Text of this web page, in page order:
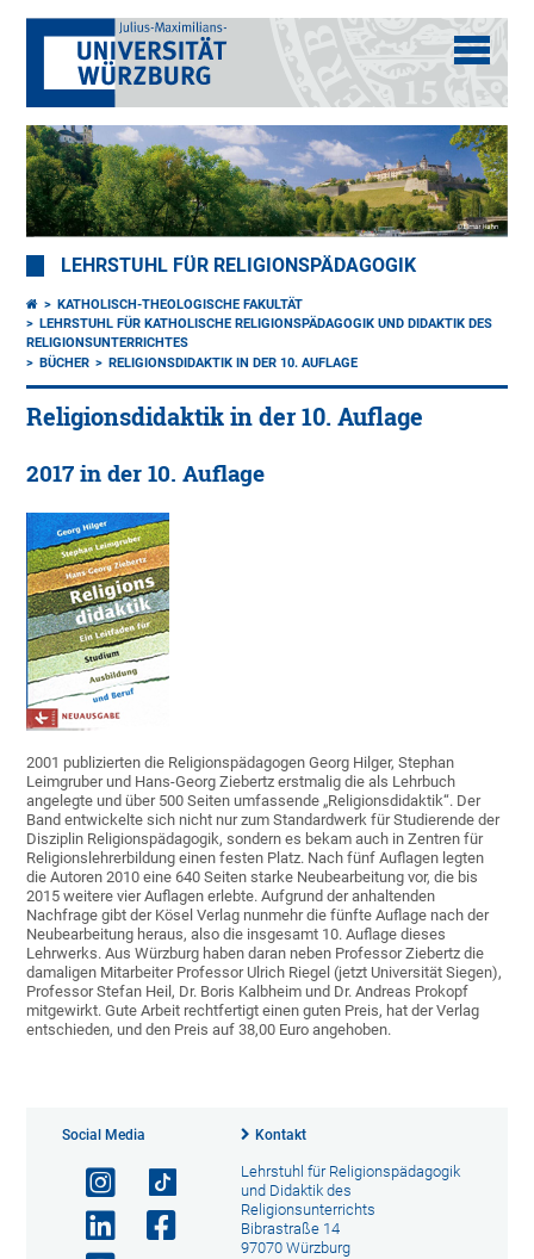
LEHRSTUHL FÜR RELIGIONSPÄDAGOGIK
KATHOLISCH-THEOLOGISCHE FAKULTÄT
LEHRSTUHL FÜR KATHOLISCHE RELIGIONSPÄDAGOGIK UND DIDAKTIK DES
RELIGIONSUNTERRICHTES
BÜCHER
RELIGIONSDIDAKTIK IN DER 10. AUFLAGE
Religionsdidaktik in der 10. Auflage
2017 in der 10. Auflage
2001 publizierten die Religionspädagogen Georg Hilger, Stephan
Leimgruber und Hans-Georg Ziebertz erstmalig die als Lehrbuch
angelegte und über 500 Seiten umfassende „Religionsdidaktik“. Der
Band entwickelte sich nicht nur zum Standardwerk für Studierende der
Disziplin Religionspädagogik, sondern es bekam auch in Zentren für
Religionslehrerbildung einen festen Platz. Nach fünf Auflagen legten
die Autoren 2010 eine 640 Seiten starke Neubearbeitung vor, die bis
2015 weitere vier Auflagen erlebte. Aufgrund der anhaltenden
Nachfrage gibt der Kösel Verlag nunmehr die fünfte Auflage nach der
Neubearbeitung heraus, also die insgesamt 10. Auflage dieses
Lehrwerks. Aus Würzburg haben daran neben Professor Ziebertz die
damaligen Mitarbeiter Professor Ulrich Riegel (jetzt Universität Siegen),
Professor Stefan Heil, Dr. Boris Kalbheim und Dr. Andreas Prokopf
mitgewirkt. Gute Arbeit rechtfertigt einen guten Preis, hat der Verlag
entschieden, und den Preis auf 38,00 Euro angehoben.
Social Media Kontakt
Lehrstuhl für Religionspädagogik
und Didaktik des
Religionsunterrichts
Bibrastraße 14
97070 Würzburg